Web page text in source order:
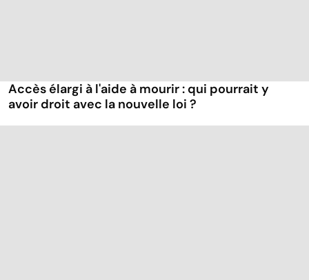
Accès élargi à l'aide à mourir : qui pourrait y
avoir droit avec la nouvelle loi ?